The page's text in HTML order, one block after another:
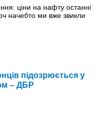
ціни на нафту останні
начебто ми вже звикли
підозрюється у
– ДБР